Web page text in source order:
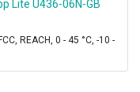
Lite U436-06N-GB
REACH, 0 - 45 °C, -10 -